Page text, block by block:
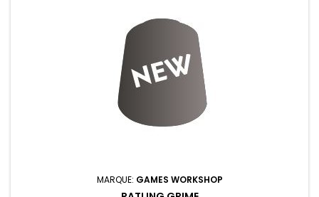
MARQUE: GAMES WORKSHOP